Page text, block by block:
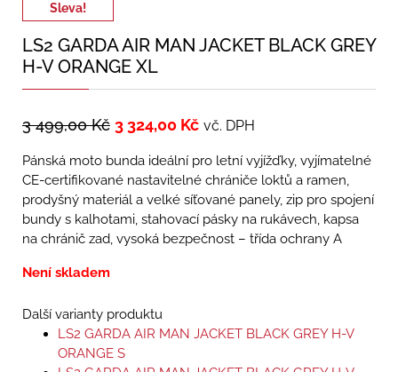
Sleva!
LS2 GARDA AIR MAN JACKET BLACK GREY
H-V ORANGE XL
3 499,00Kč 3 324,00 Kč vč. DPH
Pánská moto bunda ideální pro letní vyjížďky, vyjímatelné
CE-certifikované nastavitelné chrániče loktů a ramen,
prodyšný materiál a velké síťované panely, zip pro spojení
bundy s kalhotami, stahovací pásky na rukávech, kapsa
na chránič zad, vysoká bezpečnost – třída ochrany A
Není skladem
Další varianty produktu
LS2 GARDA AIR MAN JACKET BLACK GREY H-V
ORANGE S